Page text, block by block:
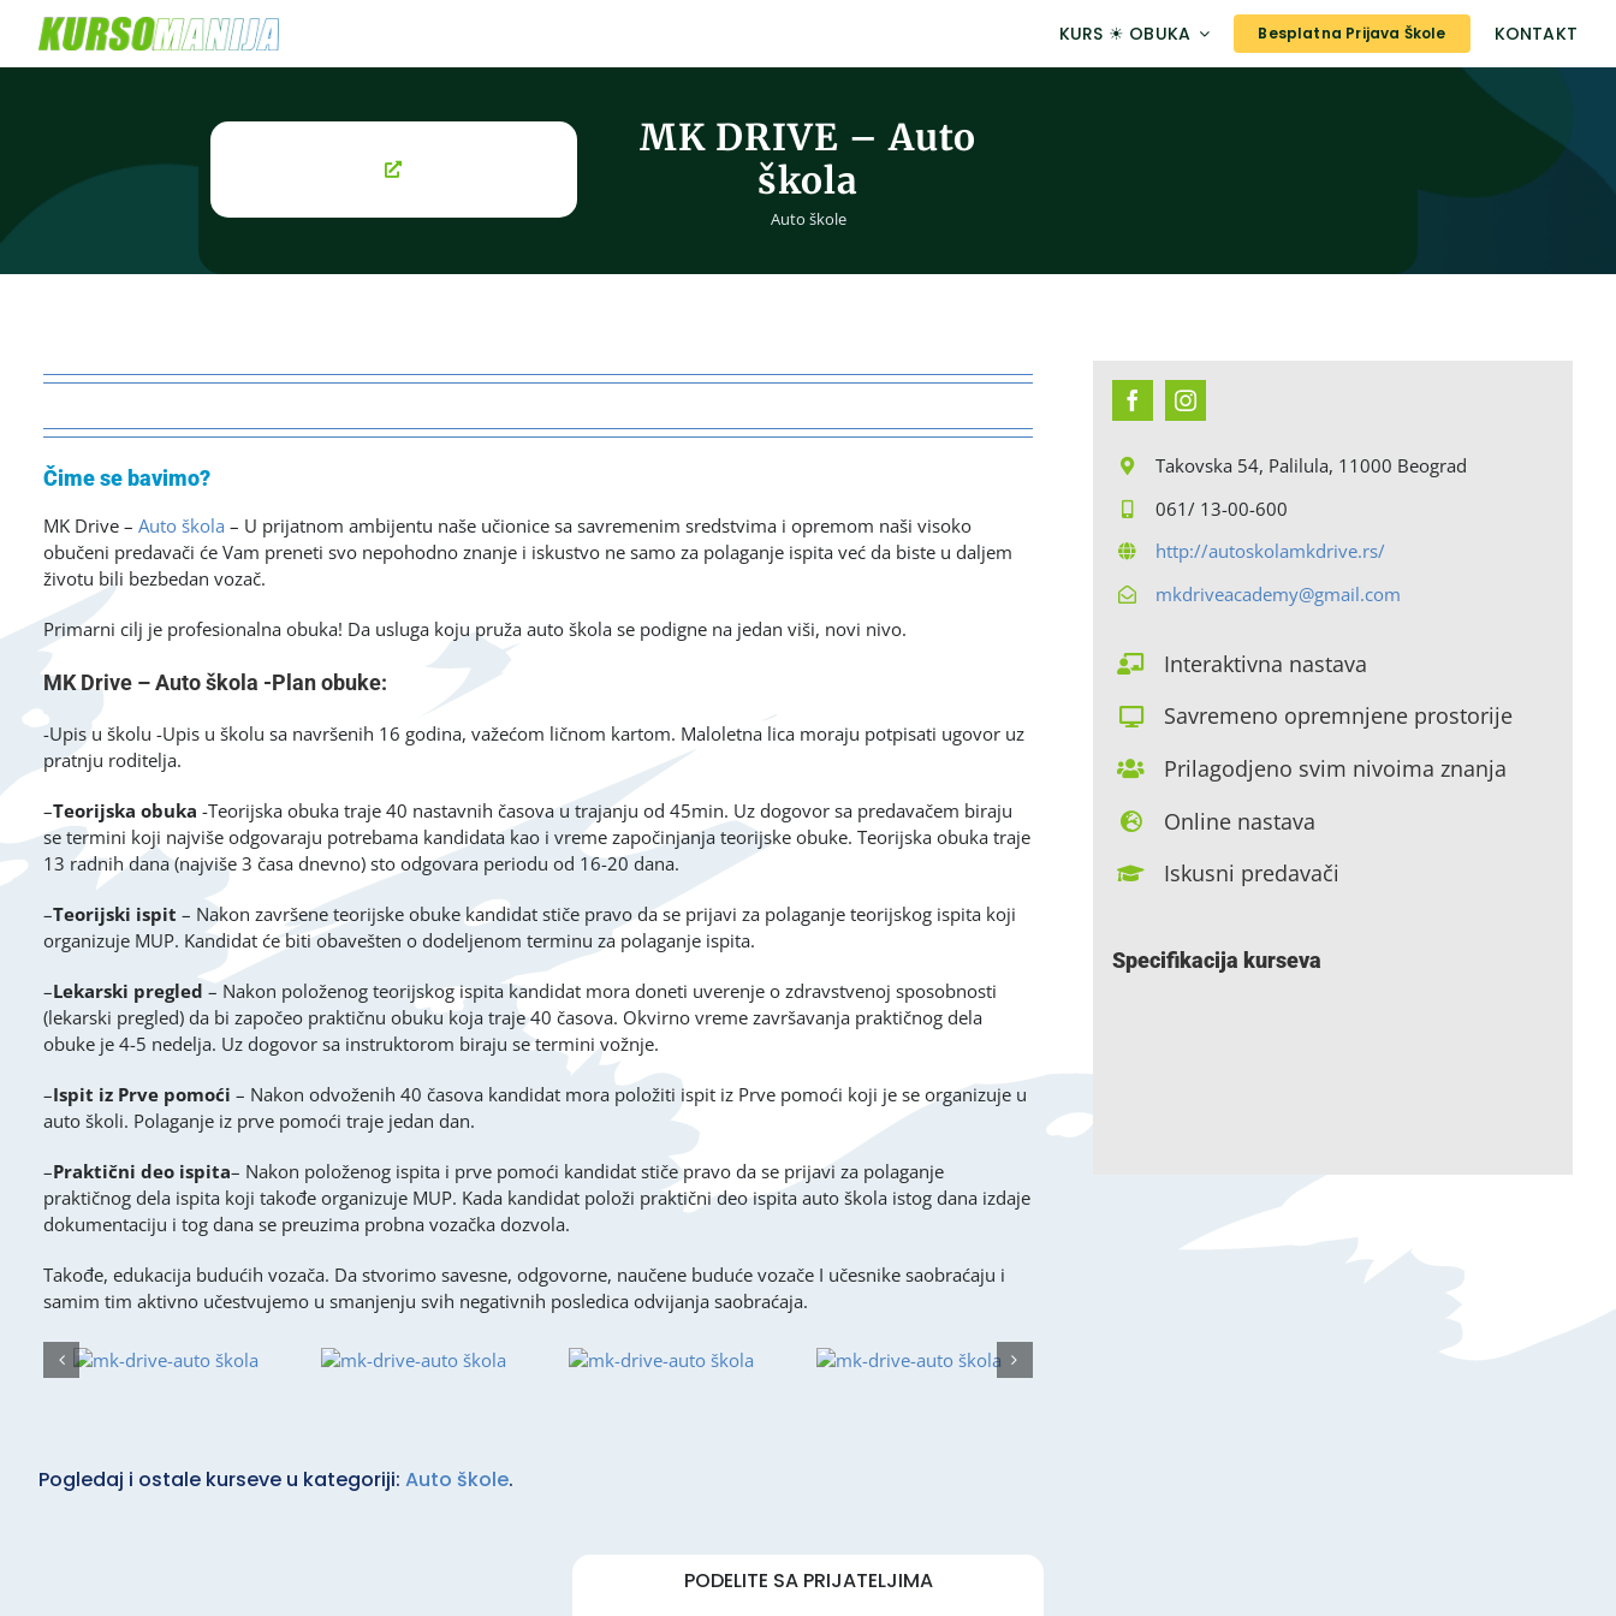
content
KURS ☀ OBUKA Besplatna Prijava Škole KONTAKT
MK DRIVE – Auto
škola
Auto škole
Čime se bavimo?
MK Drive –Auto škola – U prijatnom ambijentu naše učionice sa savremenim sredstvima i opremom naši visoko
obučeni predavači će Vam preneti svo nepohodno znanje i iskustvo ne samo za polaganje ispita već da biste u daljem
životu bili bezbedan vozač.
Primarni cilj je profesionalna obuka! Da usluga koju pruža auto škola se podigne na jedan viši, novi nivo.
MK Drive – Auto škola -Plan obuke:
-Upis u školu -Upis u školu sa navršenih 16 godina, važećom ličnom kartom. Maloletna lica moraju potpisati ugovor uz
pratnju roditelja.
–Teorijska obuka -Teorijska obuka traje 40 nastavnih časova u trajanju od 45min. Uz dogovor sa predavačem biraju
se termini koji najviše odgovaraju potrebama kandidata kao i vreme započinjanja teorijske obuke. Teorijska obuka traje
13 radnih dana (najviše 3 časa dnevno) sto odgovara periodu od 16-20 dana.
–Teorijski ispit – Nakon završene teorijske obuke kandidat stiče pravo da se prijavi za polaganje teorijskog ispita koji
organizuje MUP. Kandidat će biti obavešten o dodeljenom terminu za polaganje ispita.
–Lekarski pregled – Nakon položenog teorijskog ispita kandidat mora doneti uverenje o zdravstvenoj sposobnosti
(lekarski pregled) da bi započeo praktičnu obuku koja traje 40 časova. Okvirno vreme završavanja praktičnog dela
obuke je 4-5 nedelja. Uz dogovor sa instruktorom biraju se termini vožnje.
–Ispit iz Prve pomoći – Nakon odvoženih 40 časova kandidat mora položiti ispit iz Prve pomoći koji je se organizuje u
auto školi. Polaganje iz prve pomoći traje jedan dan.
–Praktični deo ispita– Nakon položenog ispita i prve pomoći kandidat stiče pravo da se prijavi za polaganje
praktičnog dela ispita koji takođe organizuje MUP. Kada kandidat položi praktični deo ispita auto škola istog dana izdaje
dokumentaciju i tog dana se preuzima probna vozačka dozvola.
Takođe, edukacija budućih vozača. Da stvorimo savesne, odgovorne, naučene buduće vozače I učesnike saobraćaju i
samim tim aktivno učestvujemo u smanjenju svih negativnih posledica odvijanja saobraćaja.
Takovska 54, Palilula, 11000 Beograd
061/ 13-00-600
http://autoskolamkdrive.rs/
mkdriveacademy@gmail.com
Interaktivna nastava
Savremeno opremnjene prostorije
Prilagodjeno svim nivoima znanja
Online nastava
Iskusni predavači
Specifikacija kurseva
Pogledaj i ostale kurseve u kategoriji: Auto škole.
PODELITE SA PRIJATELJIMA